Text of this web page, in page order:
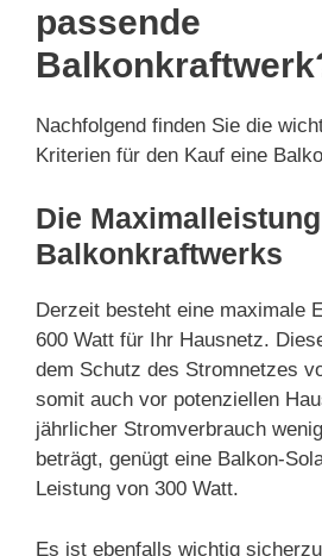
passende
Nachfolgend finden Sie die
Kriterien für den Kauf eine
Die
Balkonkraftwerks
Derzeit besteht eine maximale
600 Watt für Ihr Hausnetz.
dem Schutz des Stromnetzes
somit auch vor potenziellen
jährlicher Stromverbrauch
beträgt, genügt eine Balkon-
Leistung von 300 Watt.
Es ist ebenfalls wichtig